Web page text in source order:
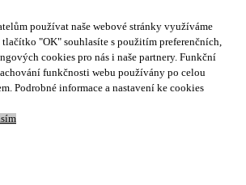
používat naše webové stránky využíváme
"OK" souhlasíte s použitím preferenčních,
cookies pro nás i naše partnery. Funkční
funkčnosti webu používány po celou
Podrobné informace a nastavení ke cookies